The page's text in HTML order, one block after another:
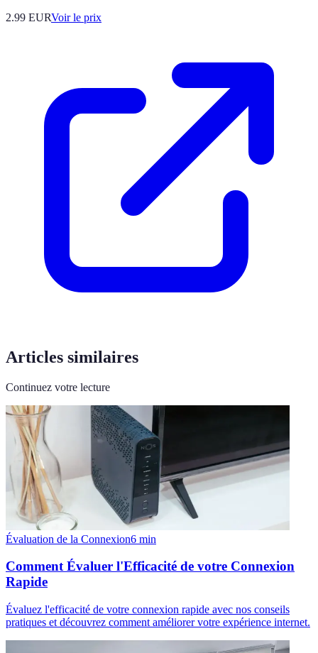
2.99 EURVoir le prix
Articles similaires
Continuez votre lecture
Évaluation de la Connexion6 min
Comment Évaluer l'Efficacité de votre Connexion
Rapide
Évaluez l'efficacité de votre connexion rapide avec nos conseils
pratiques et découvrez comment améliorer votre expérience internet.